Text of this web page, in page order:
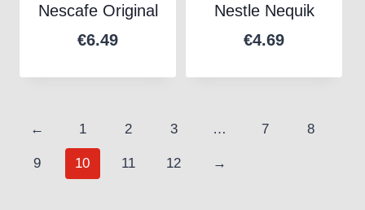
Nescafe Original
€6.49
Nestle Nequik
€4.69
← 1 2 3 … 7 8
9 10 11 12 →